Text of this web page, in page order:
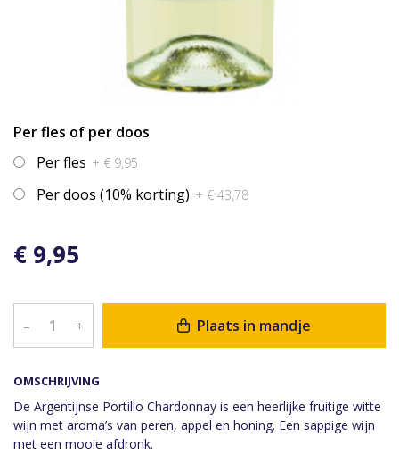
OMSCHRIJVING
De Argentijnse Portillo Chardonnay is een heerlijke fruitige witte
wijn met aroma’s van peren, appel en honing. Een sappige wijn
met een mooie afdronk.
Per fles of per doos
Per fles + € 9,95
Per doos (10% korting) + € 43,78
€ 9,95
– + Plaats in mandje